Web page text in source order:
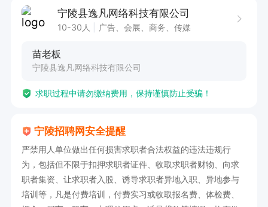
负责人姓名：苗老板
宁陵县逸凡网络科技有限公司
10-30人 广告、会展、商务、传媒
苗老板
宁陵县逸凡网络科技有限公司
求职过程中请勿缴纳费用，保持谨慎防止受骗！
宁陵招聘网安全提醒
严禁用人单位做出任何损害求职者合法权益的违法违规行
为，包括但不限于扣押求职者证件、收取求职者财物、向求
职者集资、让求职者入股、诱导求职者异地入职、异地参与
培训等，凡是付费培训，付费实习或收取报名费、体检费、